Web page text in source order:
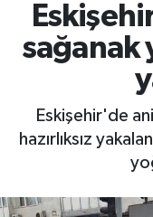
sağanak
Eskişehir'de
hazırlıksız
Spor
Ekonomi
TFF 3.Lig
Tüm
Son Dakika